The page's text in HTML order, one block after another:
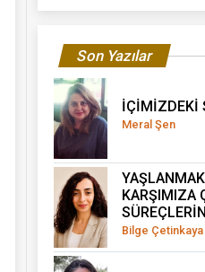
Son Yazılar
İÇİMİZDEKİ
Meral Şen
KARŞIMIZA
Bilge Çetinkaya